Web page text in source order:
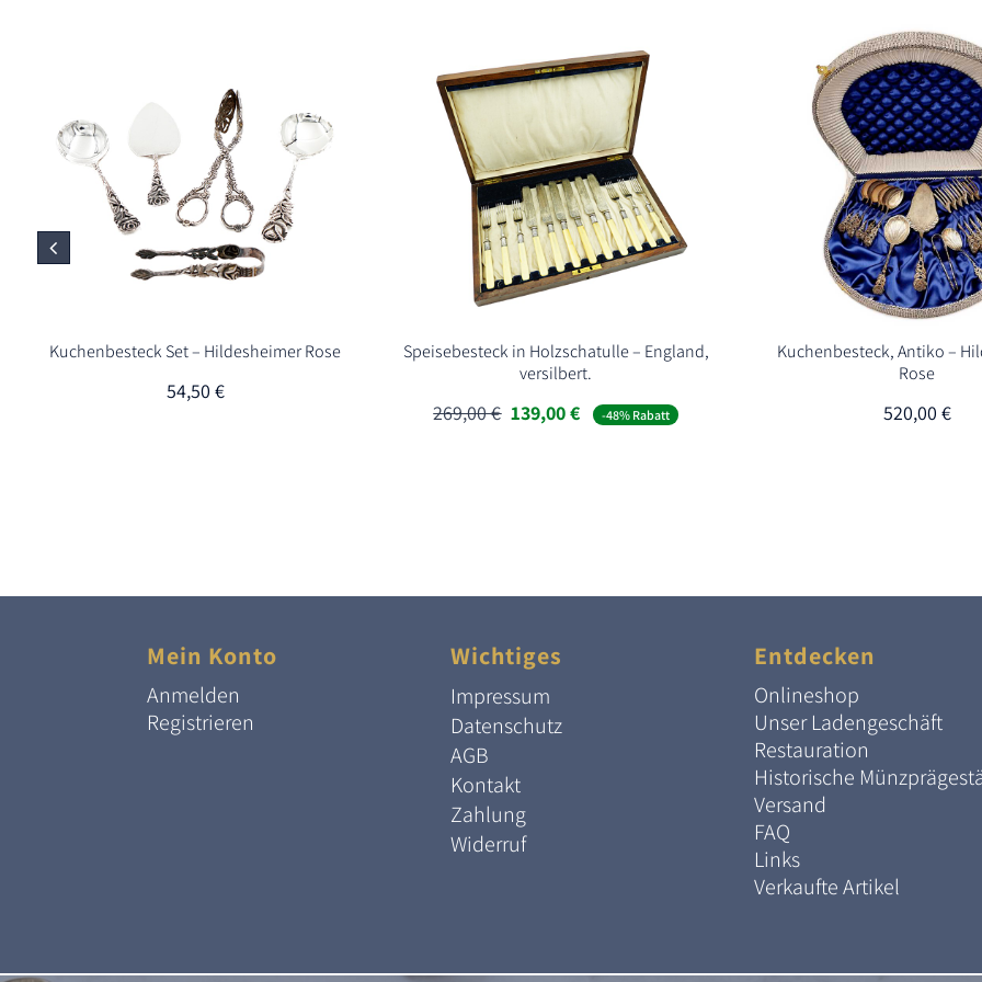
Kuchenbesteck Set – Hildesheimer Rose
54,50 €
Speisebesteck in Holzschatulle – England,
versilbert.
269,00€ Ursprünglicher
Preis
139,00€Aktueller
Preis
-48% Rabatt
Kuchenbesteck, Antiko –
Rose
520,00 €
Mein Konto
Anmelden
Registrieren
Wichtiges
Impressum
Datenschutz
AGB
Kontakt
Zahlung
Widerruf
Entdecken
Onlineshop
Unser Ladengeschäft
Restauration
Historische
Versand
FAQ
Links
Verkaufte Artikel